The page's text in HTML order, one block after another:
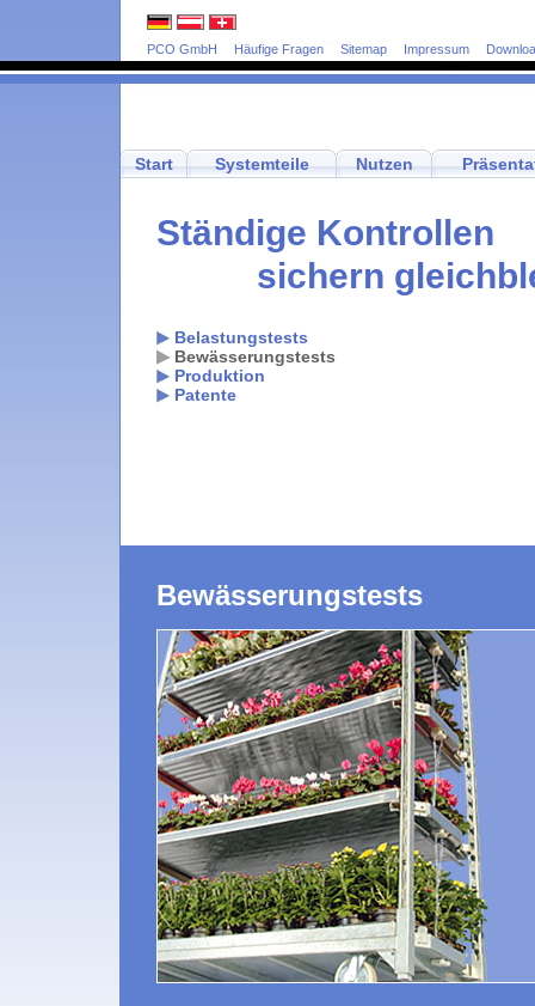
PCO GmbH Häufige Fragen Sitemap Impressum
Start Systemteile Nutzen
Ständige Kontrollen
sichern
Belastungstests
Bewässerungstests
Produktion
Patente
Bewässerungstests